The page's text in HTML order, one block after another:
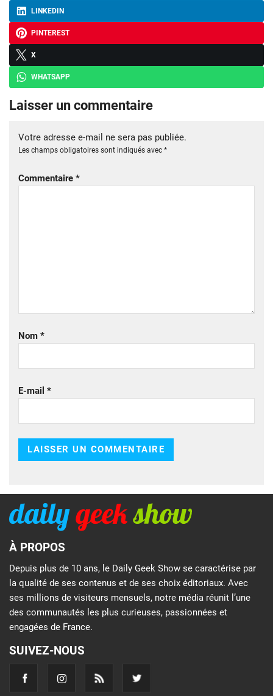
LINKEDIN
PINTEREST
X
WHATSAPP
Laisser un commentaire
Votre adresse e-mail ne sera pas publiée.
Les champs obligatoires sont indiqués avec *
Commentaire *
Nom *
E-mail *
À PROPOS
Depuis plus de 10 ans, le Daily Geek Show se caractérise par
la qualité de ses contenus et de ses choix éditoriaux. Avec
ses millions de visiteurs mensuels, notre média réunit l’une
des communautés les plus curieuses, passionnées et
engagées de France.
SUIVEZ-NOUS